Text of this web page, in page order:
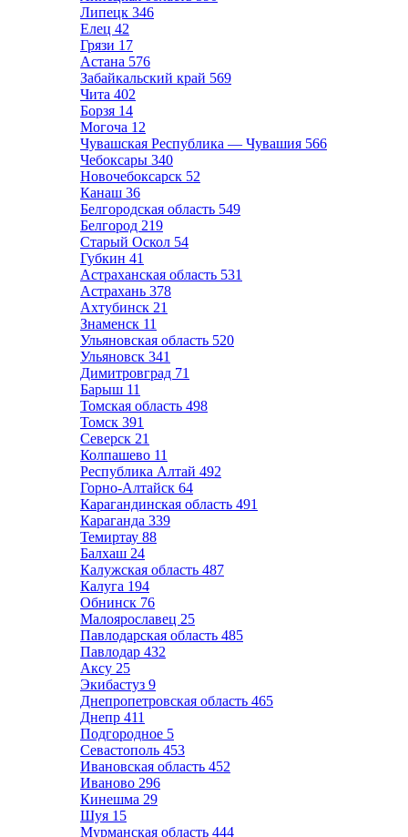
Липецк 346
Елец 42
Грязи 17
Астана 576
Забайкальский край 569
Чита 402
Борзя 14
Могоча 12
Чувашская Республика — Чувашия 566
Чебоксары 340
Новочебоксарск 52
Канаш 36
Белгородская область 549
Белгород 219
Старый Оскол 54
Губкин 41
Астраханская область 531
Астрахань 378
Ахтубинск 21
Знаменск 11
Ульяновская область 520
Ульяновск 341
Димитровград 71
Барыш 11
Томская область 498
Томск 391
Северск 21
Колпашево 11
Республика Алтай 492
Горно-Алтайск 64
Карагандинская область 491
Караганда 339
Темиртау 88
Балхаш 24
Калужская область 487
Калуга 194
Обнинск 76
Малоярославец 25
Павлодарская область 485
Павлодар 432
Аксу 25
Экибастуз 9
Днепропетровская область 465
Днепр 411
Подгородное 5
Севастополь 453
Ивановская область 452
Иваново 296
Кинешма 29
Шуя 15
Мурманская область 444